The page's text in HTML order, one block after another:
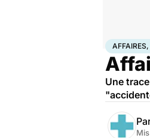
AccueilSanté
Une